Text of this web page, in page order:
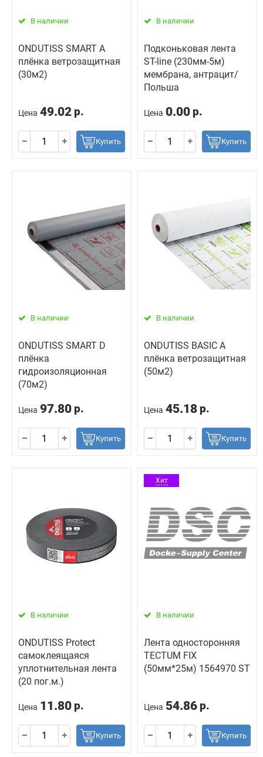
В наличии
ONDUTISS SMART A
плёнка ветрозащитная
(30м2)
Цена 49.02 р.
Купить
В наличии
Подконьковая лента
ST-line (230мм-5м)
мембрана, антрацит/
Польша
Цена 0.00 р.
Купить
В наличии
ONDUTISS SMART D
плёнка
гидроизоляционная
(70м2)
Цена 97.80 р.
Купить
В наличии
ONDUTISS BASIC A
плёнка ветрозащитная
(50м2)
Цена 45.18 р.
Купить
В наличии
ONDUTISS Protect
самоклеящаяся
уплотнительная лента
(20 пог.м.)
Цена 11.80 р.
Купить
Хит
В наличии
Лента односторонняя
TECTUM FIX
(50мм*25м) 1564970 ST
Цена 54.86 р.
Купить